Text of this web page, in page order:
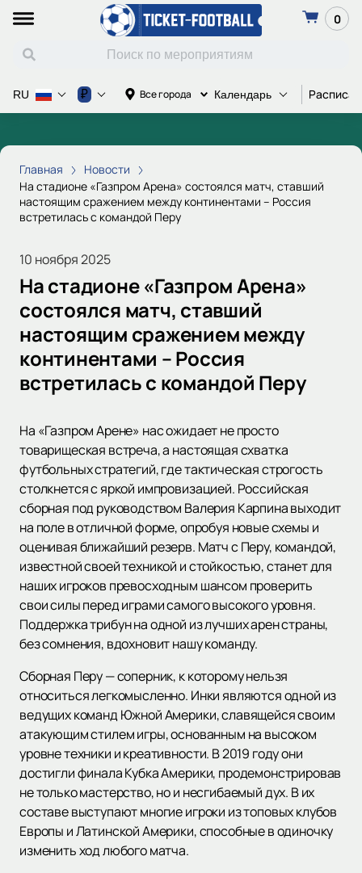
0
Все города Календарь
RU ₽
Главная
Новости
На стадионе «Газпром Арена» состоялся матч, ставший
настоящим сражением между континентами – Россия
встретилась с командой Перу
10 ноября 2025
На стадионе «Газпром Арена»
состоялся матч, ставший
настоящим сражением между
континентами – Россия
встретилась с командой Перу
На «Газпром Арене» нас ожидает не просто
товарищеская встреча, а настоящая схватка
футбольных стратегий, где тактическая строгость
столкнется с яркой импровизацией. Российская
сборная под руководством Валерия Карпина выходит
на поле в отличной форме, опробуя новые схемы и
оценивая ближайший резерв. Матч с Перу, командой,
известной своей техникой и стойкостью, станет для
наших игроков превосходным шансом проверить
свои силы перед играми самого высокого уровня.
Поддержка трибун на одной из лучших арен страны,
без сомнения, вдохновит нашу команду.
Сборная Перу — соперник, к которому нельзя
относиться легкомысленно. Инки являются одной из
ведущих команд Южной Америки, славящейся своим
атакующим стилем игры, основанным на высоком
уровне техники и креативности. В 2019 году они
достигли финала Кубка Америки, продемонстрировав
не только мастерство, но и несгибаемый дух. В их
составе выступают многие игроки из топовых клубов
Европы и Латинской Америки, способные в одиночку
изменить ход любого матча.